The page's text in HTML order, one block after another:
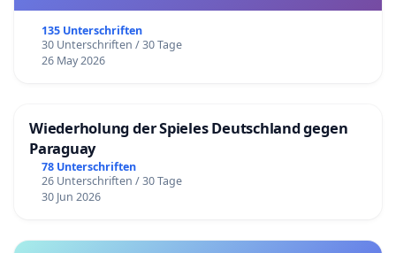
135 Unterschriften
30 Unterschriften / 30 Tage
26 May 2026
Wiederholung der Spieles Deutschland gegen
Paraguay
78 Unterschriften
26 Unterschriften / 30 Tage
30 Jun 2026